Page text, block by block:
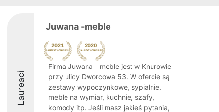
Laureaci
Juwana -meble
Firma Juwana - meble jest w Knurowie
przy ulicy Dworcowa 53. W ofercie są
zestawy wypoczynkowe, sypialnie,
meble na wymiar, kuchnie, szafy,
komody itp. Jeśli masz jakieś pytania,